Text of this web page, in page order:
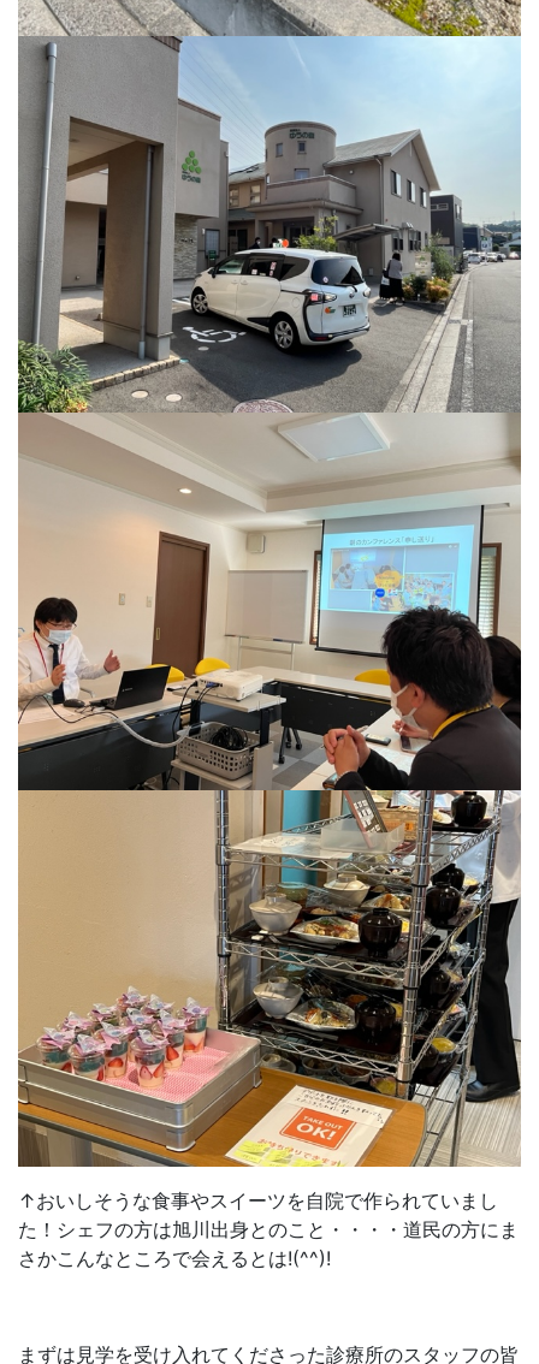
↑おいしそうな食事やスイーツを自院で作られていまし
た！シェフの方は旭川出身とのこと・・・・道民の方にま
さかこんなところで会えるとは!(^^)!
まずは見学を受け入れてくださった診療所のスタッフの皆